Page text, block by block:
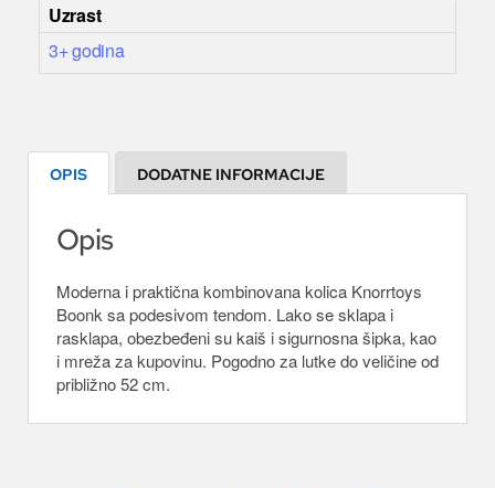
Uzrast
3+ godina
OPIS DODATNE INFORMACIJE
Opis
Moderna i praktična kombinovana kolica Knorrtoys
Boonk sa podesivom tendom. Lako se sklapa i
rasklapa, obezbeđeni su kaiš i sigurnosna šipka, kao
i mreža za kupovinu. Pogodno za lutke do veličine od
približno 52 cm.